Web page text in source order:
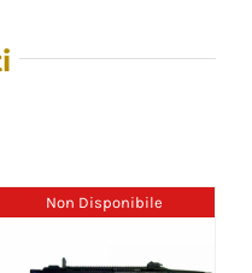
Non Disponibile